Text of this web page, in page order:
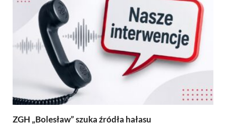
ZGH „Bolesław” szuka źródła hałasu